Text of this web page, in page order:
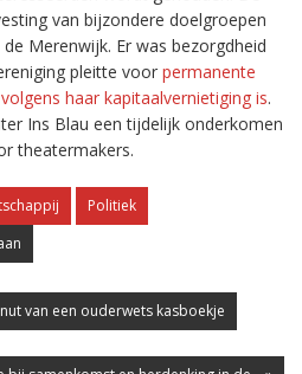
van bijzondere doelgroepen
Merenwijk. Er was bezorgdheid
pleitte voor permanente
haar kapitaalvernietiging is.
Ins Blau een tijdelijk onderkomen
theatermakers.
Politiek
van een ouderwets kasboekje